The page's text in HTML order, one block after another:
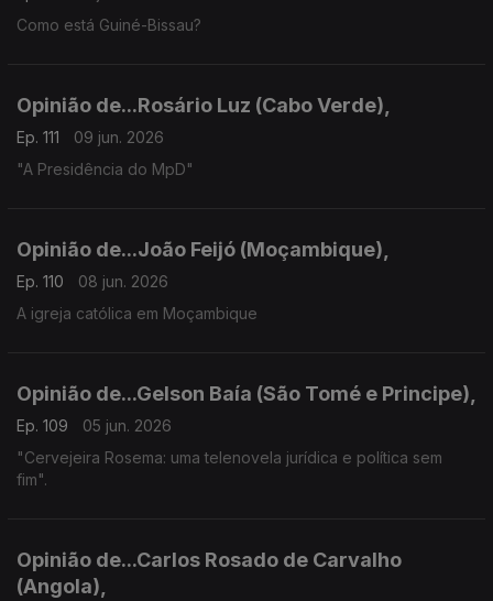
Como está Guiné-Bissau?
Opinião de...Rosário Luz (Cabo Verde),
Ep. 111
09 jun. 2026
"A Presidência do MpD"
Opinião de...João Feijó (Moçambique),
Ep. 110
08 jun. 2026
A igreja católica em Moçambique
Opinião de...Gelson Baía (São Tomé e Principe),
Ep. 109
05 jun. 2026
"Cervejeira Rosema: uma telenovela jurídica e política sem
fim".
Opinião de...Carlos Rosado de Carvalho
(Angola),